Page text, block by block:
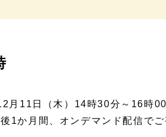
月11日（木）14時30分～16時
1か月間、オンデマンド配信で